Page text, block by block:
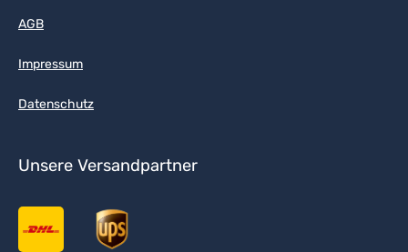
AGB
Impressum
Datenschutz
Unsere Versandpartner